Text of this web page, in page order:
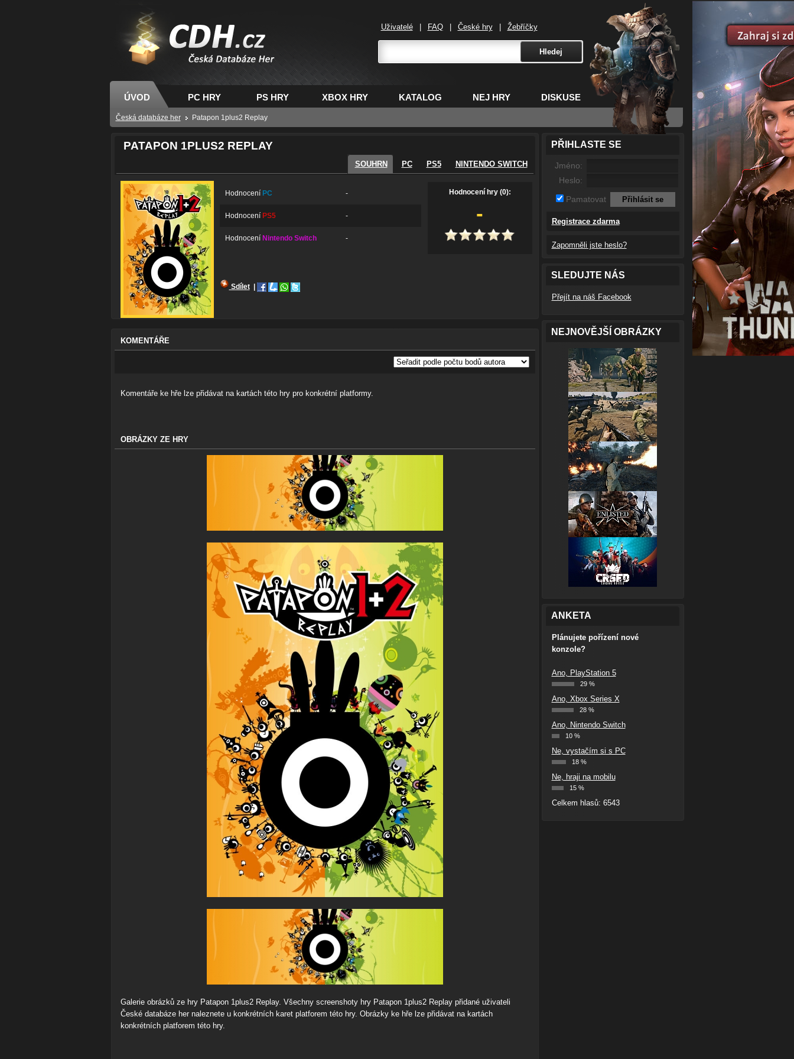
CDH.cz - hry na PC,
PS, XBOX - Česká
databáze her
Uživatelé FAQ České hry Žebříčky
ÚVOD PC HRY PS HRY XBOX HRY KATALOG NEJ HRY DISKUSE
Česká databáze her Patapon 1plus2 Replay
PATAPON 1PLUS2 REPLAY
SOUHRN PC PS5 NINTENDO SWITCH
Hodnocení PC -
Hodnocení PS5 -
Hodnocení Nintendo Switch -
Hodnocení hry (0):
-
Sdílet
KOMENTÁŘE
Komentáře ke hře lze přidávat na kartách této hry pro konkrétní platformy.
OBRÁZKY ZE HRY
Galerie obrázků ze hry Patapon 1plus2 Replay. Všechny screenshoty hry Patapon 1plus2 Replay přidané uživateli
České databáze her naleznete u konkrétních karet platforem této hry. Obrázky ke hře lze přidávat na kartách
konkrétních platforem této hry.
PŘIHLASTE SE
Jméno:
Heslo:
Pamatovat
Registrace zdarma
Zapomněli jste heslo?
SLEDUJTE NÁS
Přejít na náš Facebook
NEJNOVĚJŠÍ OBRÁZKY
ANKETA
Plánujete pořízení nové
konzole?
Ano, PlayStation 5
29 %
Ano, Xbox Series X
28 %
Ano, Nintendo Switch
10 %
Ne, vystačím si s PC
18 %
Ne, hraji na mobilu
15 %
Celkem hlasů: 6543